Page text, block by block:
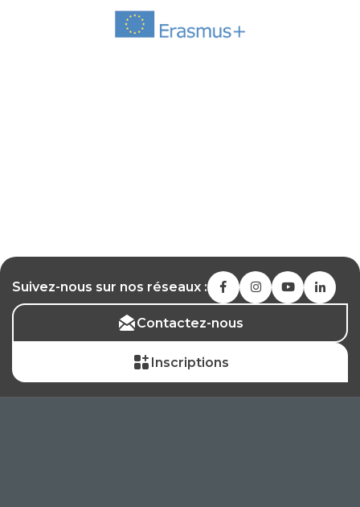
Suivez-nous sur nos réseaux :
Contactez-nous
Inscriptions